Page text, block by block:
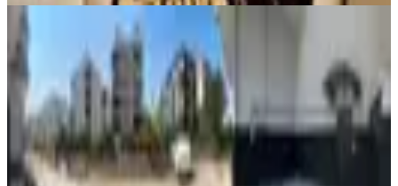
BALKONLU
Kızılarık Mahallesi Kiralık Daire Site
İçerisinde
Muratpaşa, Kızılarık Mahallesi
2+1 ·110 m²· 3. Kat· 04.07.2026
25.000 ₺